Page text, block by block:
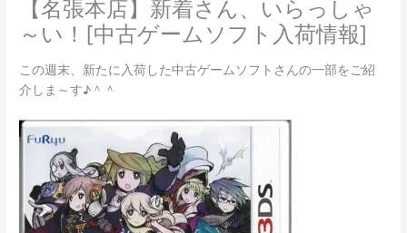
【名張本店】新着さん、いらっしゃ
～い！[中古ゲームソフト入荷情報]
この週末、新たに入荷した中古ゲームソフトさんの一部をご紹
介しま～す♪＾＾